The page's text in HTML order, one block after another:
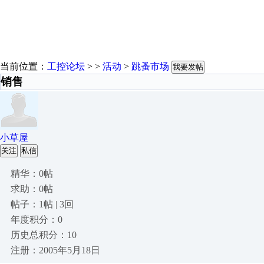
当前位置： 工控论坛 > > 活动 > 跳蚤市场 我要发帖
销售
小草屋
关注 私信
精华：0帖
求助：0帖
帖子：1帖 | 3回
年度积分：0
历史总积分：10
注册：2005年5月18日